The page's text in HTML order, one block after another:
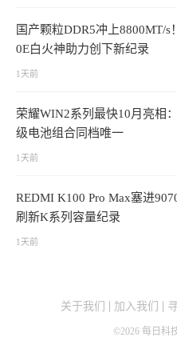
国产颗粒DDR5冲上8800MT/s
0E白火神助力创下新纪录
1天前
荣耀WIN2系列最快10月亮相
级电池组合同档唯一
1天前
REDMI K100 Pro Max塞进
刷新K系列容量纪录
1天前
关于我们 加入我们
©2026 每日科